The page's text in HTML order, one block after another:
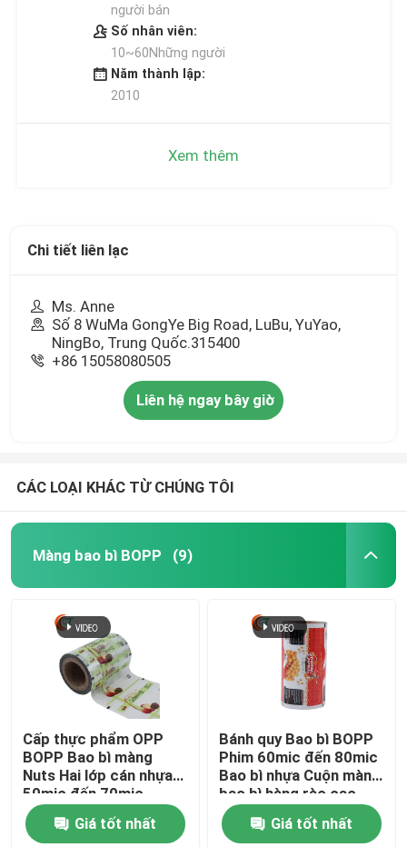
người bán
Số nhân viên:
10~60Những người
Năm thành lập:
2010
Xem thêm
Chi tiết liên lạc
Ms. Anne
Số 8 WuMa GongYe Big Road, LuBu, YuYao,
NingBo, Trung Quốc.315400
+86 15058080505
Liên hệ ngay bây giờ
CÁC LOẠI KHÁC TỪ CHÚNG TÔI
Màng bao bì BOPP (9)
Cấp thực phẩm OPP
BOPP Bao bì màng
Nuts Hai lớp cán nhựa
50mic đến 70mic
Giá tốt nhất
Bánh quy Bao bì BOPP
Phim 60mic đến 80mic
Bao bì nhựa Cuộn màng
bao bì hàng rào cao
Giá tốt nhất